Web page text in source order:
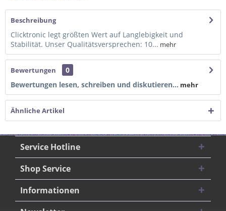
Beschreibung
Clicktronic legt größten Wert auf Langlebigkeit und
Stabilität. Unser Qualitätsversprechen: 10... mehr
Bewertungen
0
Bewertungen lesen, schreiben und diskutieren... mehr
Ähnliche Artikel
Service Hotline
Shop Service
Informationen